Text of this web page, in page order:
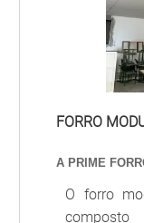
FORRO
A PRIME
O forro